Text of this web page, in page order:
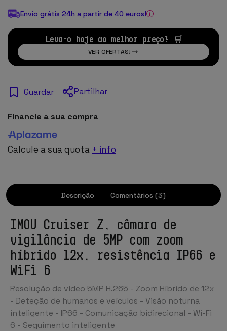
Envio grátis 24h a partir de 40 euros!
Leva-o hoje ao melhor preço! 🛒
VER OFERTAS!
Guardar Partilhar
Financie a sua compra
Calcule a sua quota + info
Descrição Comentários (3)
IMOU Cruiser Z, câmara de
vigilância de 5MP com zoom
híbrido 12x, resistência IP66 e
WiFi 6
Resolução de vídeo 5MP H.265 - Zoom Híbrido de 12x
- Deteção de humanos e veículos - Visão noturna
inteligente - IP66 - Comunicação bidirecional - Wi-Fi
6 - Seguimento inteligente